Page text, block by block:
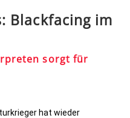
Blackfacing im
sorgt für
hat wieder